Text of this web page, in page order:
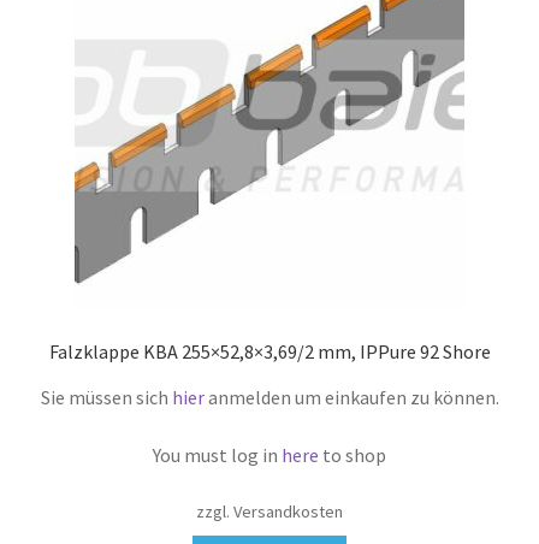
Falzklappe KBA 255×52,8×3,69/2 mm, IPPure 92 Shore
Sie müssen sich hieranmelden um einkaufen zu können.
You must log in here to shop
zzgl. Versandkosten